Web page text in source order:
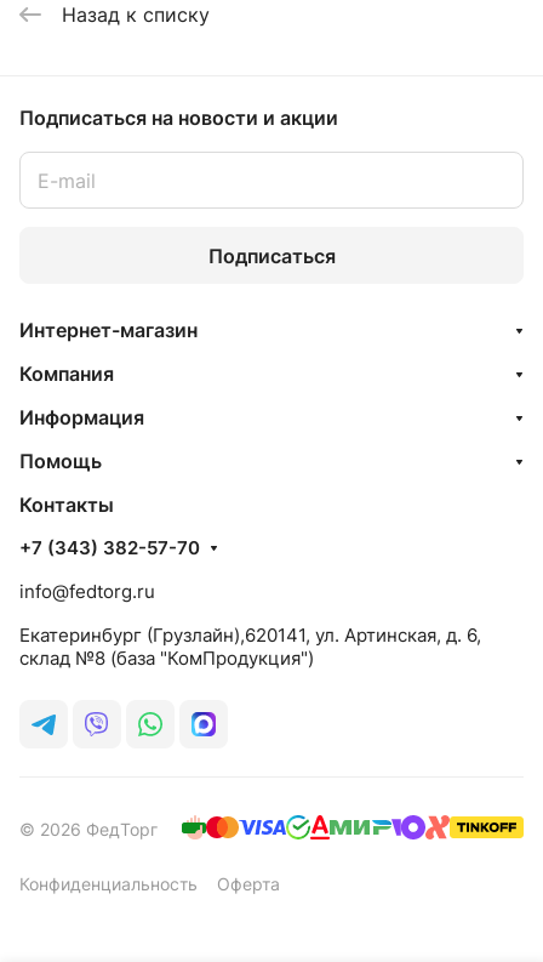
Назад к списку
Подписаться на новости и акции
Подписаться
Интернет-магазин
Компания
Информация
Помощь
Контакты
+7 (343) 382-57-70
info@fedtorg.ru
Екатеринбург (Грузлайн),620141, ул. Артинская, д. 6,
склад №8 (база "КомПродукция")
© 2026 ФедТорг
Конфиденциальность Оферта